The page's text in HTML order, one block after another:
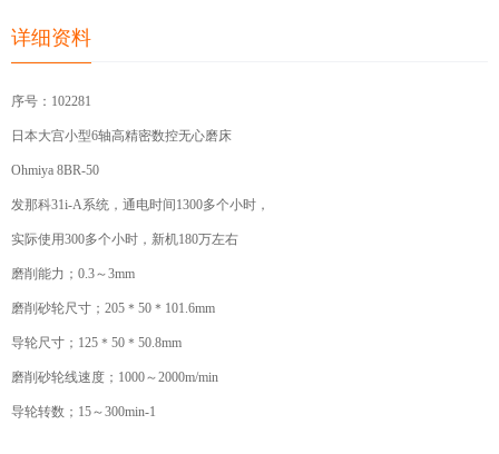
详细资料
序号：102281
日本大宫小型6轴高精密数控无心磨床
Ohmiya 8BR-50
发那科31i-A系统，通电时间1300多个小时，
实际使用300多个小时，新机180万左右
磨削能力；0.3～3mm
磨削砂轮尺寸；205＊50＊101.6mm
导轮尺寸；125＊50＊50.8mm
磨削砂轮线速度；1000～2000m/min
导轮转数；15～300min-1